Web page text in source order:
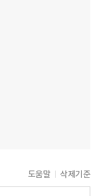
도움말 삭제기준